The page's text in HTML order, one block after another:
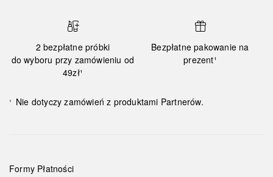
2 bezpłatne próbki
do wyboru przy zamówieniu od
49zł¹
Bezpłatne pakowanie na
prezent¹
¹ Nie dotyczy zamówień z produktami Partnerów.
Formy Płatności